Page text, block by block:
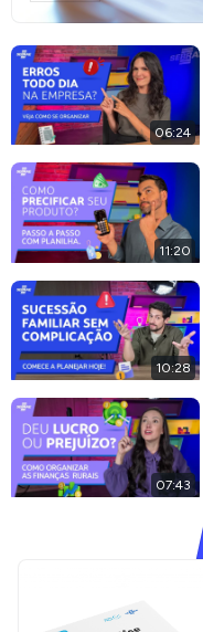
06:24
11:20
10:28
07:43